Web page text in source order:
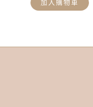
加入購物車